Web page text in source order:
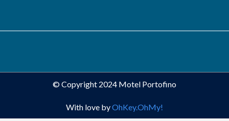
© Copyright 2024 Motel Portofino
With love byOhKey.OhMy!